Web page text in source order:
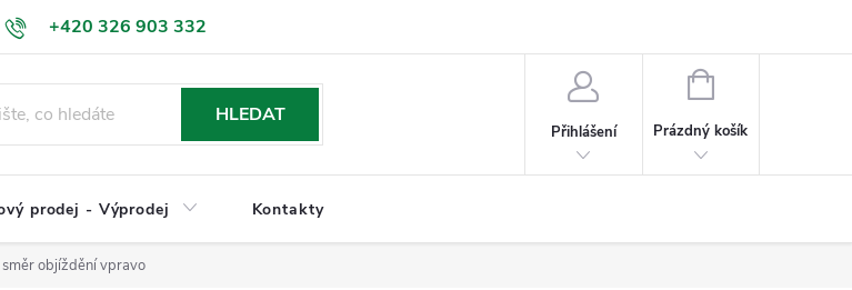
+420 326 903 332
ochrany osobních údajů Jak nakupovat
HLEDAT
Přihlášení
NÁKUPNÍ
Prázdný košík
prodej - Výprodej Kontakty
objíždění vpravo